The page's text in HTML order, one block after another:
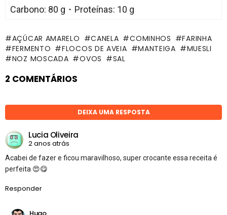
Carbono: 80 g・Proteínas: 10 g
AÇÚCAR AMARELO CANELA COMINHOS
FARINHA
FERMENTO
FLOCOS DE AVEIA MANTEIGA
MUESLI
NOZ MOSCADA
OVOS SAL
2 COMENTÁRIOS
DEIXA UMA RESPOSTA
Lucia Oliveira
2 anos atrás
Acabei de fazer e ficou maravilhoso, super crocante essa receita é
perfeita 😍😋
Responder